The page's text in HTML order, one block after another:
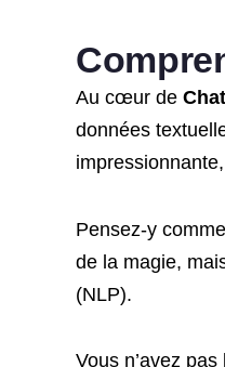
Au cœur de
données
Pensez-y
de la magie,
(NLP).
Vous n’avez